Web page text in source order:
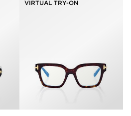
VIRTUAL TRY-ON